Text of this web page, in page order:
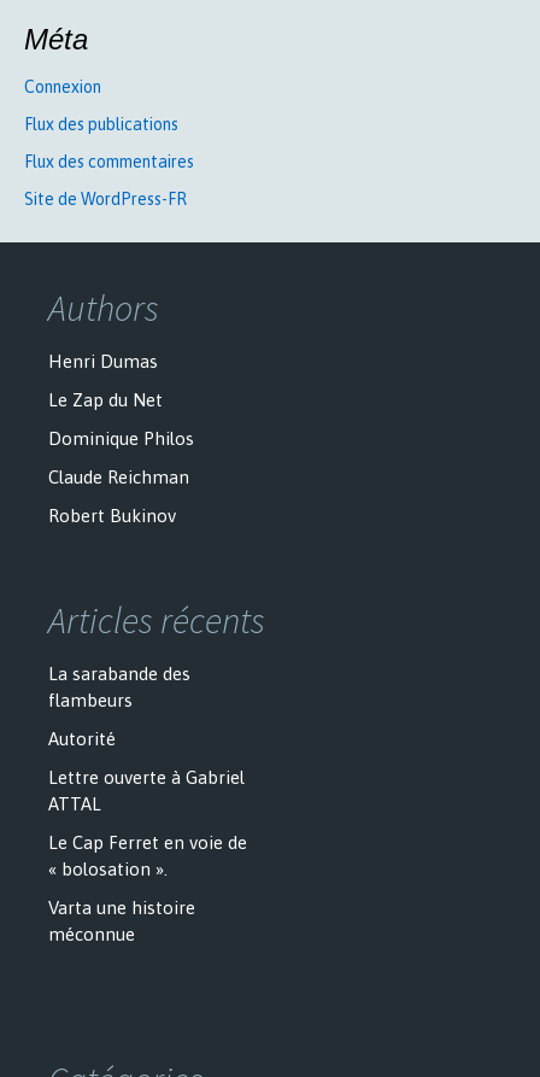
Méta
Connexion
Flux des publications
Flux des commentaires
Site de WordPress-FR
Authors
Henri Dumas
Le Zap du Net
Dominique Philos
Claude Reichman
Robert Bukinov
Articles récents
La sarabande des
flambeurs
Autorité
Lettre ouverte à Gabriel
ATTAL
Le Cap Ferret en voie de
« bolosation ».
Varta une histoire
méconnue